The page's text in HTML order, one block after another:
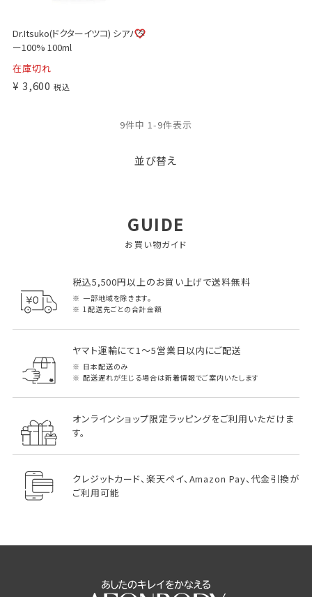
Dr.Itsuko(ドクターイツコ) シアバタ
ー100% 100ml
在庫切れ
¥ 3,600 税込
並び替え
9件中 1-9件表示
GUIDE
お買い物ガイド
税込5,500円以上のお買い上げで送料無料
一部地域を除きます。
1配送先ごとの合計金額
ヤマト運輸にて1～5営業日以内にご配送
日本配送のみ
配送遅れが生じる場合は新着情報でご案内いたします
オンラインショップ限定ラッピングをご利用いただけま
す。
クレジットカード、楽天ペイ、Amazon Pay、代金引換が
ご利用可能